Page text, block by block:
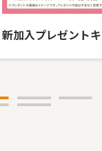
入プレゼントキャ